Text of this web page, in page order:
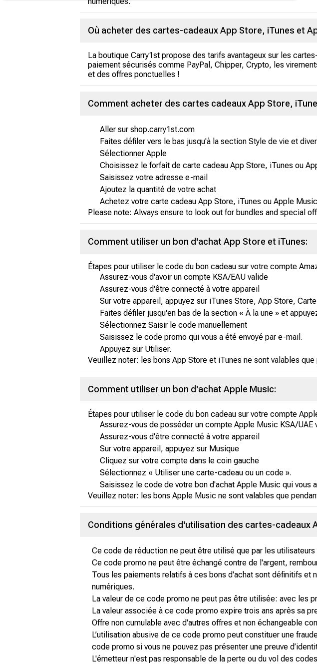
Où acheter des cartes-cadeaux App Store, iTunes et
La boutique Carry1st propose des tarifs avantageux sur les
paiement sécurisés comme PayPal, Chipper, Crypto, les
et des offres ponctuelles !
Comment acheter des cartes cadeaux App Store,
Aller sur shop.carry1st.com
Faites défiler vers le bas jusqu'à la section Style de vie et
Sélectionner Apple
Choisissez le forfait de carte cadeau App Store, iTunes ou
Saisissez votre adresse e-mail
Ajoutez la quantité de votre achat
Achetez votre carte cadeau App Store, iTunes ou Apple
Please note: Always ensure to look out for bundles and special
Comment utiliser un bon d'achat App Store et iTunes:
Étapes pour utiliser le code du bon cadeau sur votre compte
Assurez-vous d'avoir un compte KSA/EAU valide
Assurez-vous d'être connecté à votre appareil
Sur votre appareil, appuyez sur iTunes Store, App Store,
Faites défiler jusqu'en bas de la section « À la une » et
Sélectionnez Saisir le code manuellement
Saisissez le code promo qui vous a été envoyé par e-mail.
Appuyez sur Utiliser.
Veuillez noter: les bons App Store et iTunes ne sont valables
Comment utiliser un bon d'achat Apple Music:
Étapes pour utiliser le code du bon cadeau sur votre compte
Assurez-vous de posséder un compte Apple Music KSA/UAE
Assurez-vous d'être connecté à votre appareil
Sur votre appareil, appuyez sur Musique
Cliquez sur votre compte dans le coin gauche
Sélectionnez « Utiliser une carte-cadeau ou un code ».
Saisissez le code de votre bon d'achat Apple Music qui vous
Veuillez noter: les bons Apple Music ne sont valables que
Conditions générales d'utilisation des cartes-cadeaux
Ce code de réduction ne peut être utilisé que par les
Ce code promo ne peut être échangé contre de l'argent,
Tous les paiements relatifs à ces bons d'achat sont définitifs et
numériques.
La valeur de ce code promo ne peut pas être utilisée: avec les
La valeur associée à ce code promo expire trois ans après sa
Offre non cumulable avec d'autres offres et non échangeable
L’utilisation abusive de ce code promo peut constituer une
code promo si vous ne pouvez pas présenter une preuve
L'émetteur n'est pas responsable de la perte ou du vol des